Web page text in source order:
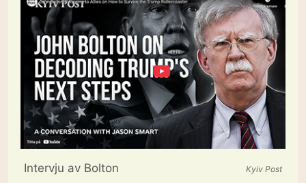
Intervju av Bolton Kyiv Post